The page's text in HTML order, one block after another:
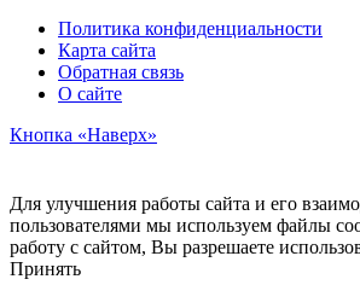
Политика конфиденциальности
Карта сайта
Обратная связь
О сайте
Кнопка «Наверх»
Для улучшения работы сайта и его
пользователями мы используем файлы
работу с сайтом, Вы разрешаете
Принять